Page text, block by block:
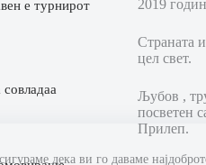
дека ви го даваме
е турнирот
2019
Страната
цел свет.
Љубов ,
посветен
Прилеп.